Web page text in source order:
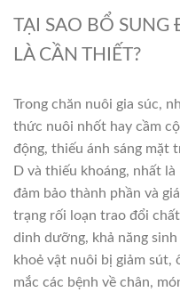
TẠI SAO BỔ SUNG
LÀ CẦN THIẾT?
Trong chăn nuôi gia súc,
thức nuôi nhốt hay cầm
động, thiếu ánh sáng mặt
D và thiếu khoáng, nhất
đảm bảo thành phần và
trạng rối loạn trao đổi
dinh dưỡng, khả năng
khoẻ vật nuôi bị giảm sút,
mắc các bệnh về chân,